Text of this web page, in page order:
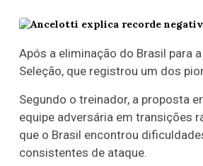
Após a eliminação do Brasil para
Seleção, que registrou um dos
Segundo o treinador, a proposta
equipe adversária em transições
que o Brasil encontrou
consistentes de ataque.